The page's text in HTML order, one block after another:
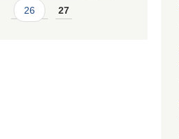
26 27